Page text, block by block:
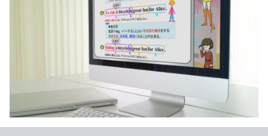
学校向けプラン